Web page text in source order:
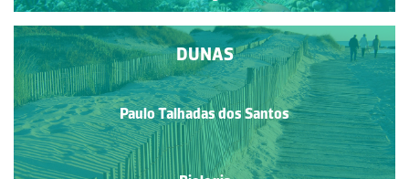
DUNAS
Paulo Talhadas dos Santos